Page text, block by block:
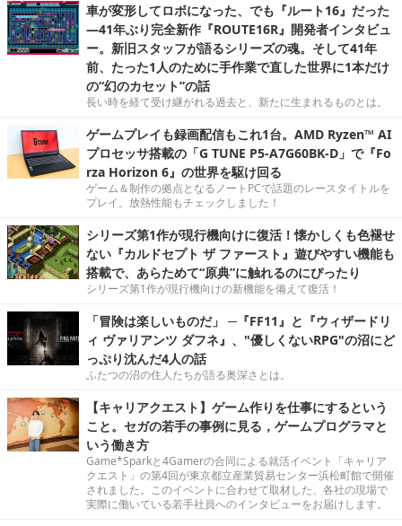
車が変形してロボになった、でも『ルート16』だった
―41年ぶり完全新作『ROUTE16R』開発者インタビュ
ー。新旧スタッフが語るシリーズの魂。そして41年
前、たった1人のために手作業で直した世界に1本だけ
の“幻のカセット”の話
長い時を経て受け継がれる過去と、新たに生まれるものとは。
ゲームプレイも録画配信もこれ1台。AMD Ryzen™ AI
プロセッサ搭載の「G TUNE P5-A7G60BK-D」で『Fo
rza Horizon 6』の世界を駆け回る
ゲーム＆制作の拠点となるノートPCで話題のレースタイトルを
プレイ。放熱性能もチェックしました！
シリーズ第1作が現行機向けに復活！懐かしくも色褪せ
ない『カルドセプト ザ ファースト』遊びやすい機能も
搭載で、あらためて“原典”に触れるのにぴったり
シリーズ第1作が現行機向けの新機能を備えて復活！
「冒険は楽しいものだ」 ─『FF11』と『ウィザードリ
ィ ヴァリアンツ ダフネ』、"優しくないRPG"の沼にど
っぷり沈んだ4人の話
ふたつの沼の住人たちが語る奥深さとは。
【キャリアクエスト】ゲーム作りを仕事にするという
こと。セガの若手の事例に見る，ゲームプログラマと
いう働き方
Game*Sparkと4Gamerの合同による就活イベント「キャリア
クエスト」の第4回が東京都立産業貿易センター浜松町館で開催
されました。このイベントに合わせて取材した、各社の現場で
実際に働いている若手社員へのインタビューをお届けします。